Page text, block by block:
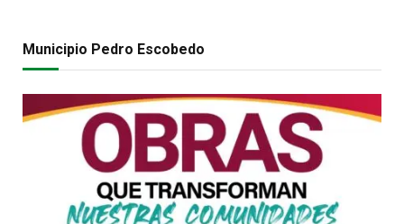
Municipio Pedro Escobedo